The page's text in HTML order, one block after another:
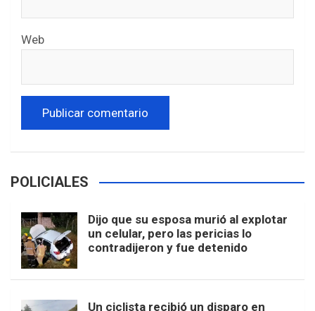
Web
POLICIALES
Dijo que su esposa murió al explotar
un celular, pero las pericias lo
contradijeron y fue detenido
Un ciclista recibió un disparo en